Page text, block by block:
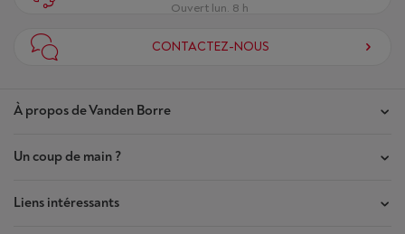
À propos de Vanden Borre
Nos magasins
Contrat de Confiance
Un coup de main ?
Mes commandes
Liens intéressants
Ouvert lun. 8 h
CONTACTEZ-NOUS